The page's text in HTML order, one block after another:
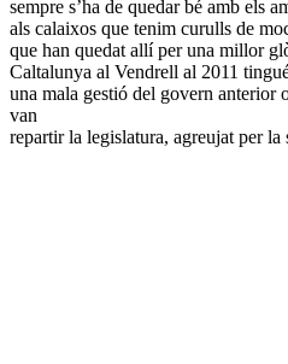
sempre s’ha de quedar bé amb els
als calaixos que tenim curulls de
que han quedat allí per una millor
Caltalunya al Vendrell al 2011
una mala gestió del govern anterior
van
repartir la legislatura, agreujat per